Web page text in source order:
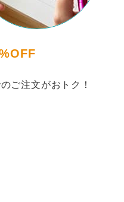
ご注文がおトク！